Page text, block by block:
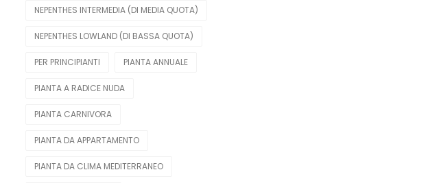
NEPENTHES INTERMEDIA (DI MEDIA QUOTA)
NEPENTHES LOWLAND (DI BASSA QUOTA)
PER PRINCIPIANTI PIANTA ANNUALE
PIANTA A RADICE NUDA
PIANTA CARNIVORA
PIANTA DA APPARTAMENTO
PIANTA DA CLIMA MEDITERRANEO